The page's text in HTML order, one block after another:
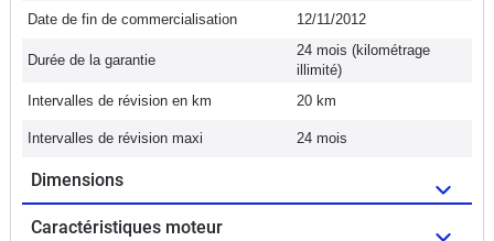
Date de fin de commercialisation 12/11/2012
Durée de la garantie
24 mois (kilométrage
illimité)
Intervalles de révision en km
20 km
Intervalles de révision maxi 24 mois
Dimensions
Caractéristiques moteur